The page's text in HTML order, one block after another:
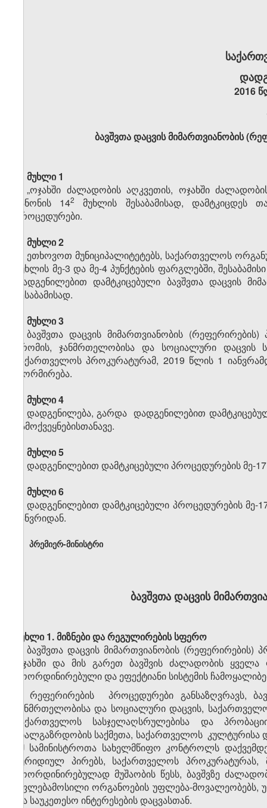
2016
ბავშვთა დაცვის მიმართვიანობის
მუხლი 1
„ოჯახში ძალადობის აღკვეთის, ოჯახში
კანონის 14​2
მუხლის შესაბამისად, დამტკიცდეს
პროცედურები.
მუხლი 2
ეთხოვოთ მუნიციპალიტეტებს, საქართველოს
მუხლის მე-3 და მე-4 პუნქტების ფარგლებში,
დადგენილებით დამტკიცებული ბავშვთა დაცვის
შესაბამისად.
მუხლი 3
ბავშვთა დაცვის მიმართვიანობის
შრომის, ჯანმრთელობისა და სოციალური დაცვის
საქართველოს პროკურატურამ, 2019 წლის 1
ფორმირება.
მუხლი 4
დადგენილება, გარდა დადგენილებით
გამოქვეყნებისთანავე.
მუხლი 5
დადგენილებით დამტკიცებული პროცედურების მე-17
მუხლი 6
დადგენილებით დამტკიცებული პროცედურების მე-
იანვრიდან.
პრემიერ-მინისტრი
ბავშვთა დაცვის
მუხლი1.მიზნებიდარეგულირების სფერო
1. ბავშვთა დაცვის მიმართვიანობის
ოჯახში და მის გარეთ ბავშვის ძალადობის
კოორდინირებული და ეფექტიანი სისტემის
2. რეფერირების პროცედურები განსაზღვრავს,
ჯანმრთელობისა და სოციალური დაცვის,
საქართველოს სასჯელაღსრულებისა და
ახალგაზრდობის საქმეთა, საქართველოს კულტურისა
ამ სამინისტროთა სახელმწიფო კონტროლს
იურიდიულ პირებს, საქართველოს პროკურატურას,
კოორდინირებულად მუშაობის წესს, ბავშვზე
უფლებამოსილი ორგანოების უფლება-მოვალეობებს,
და საუკეთესო ინტერესების დაცვასთან.